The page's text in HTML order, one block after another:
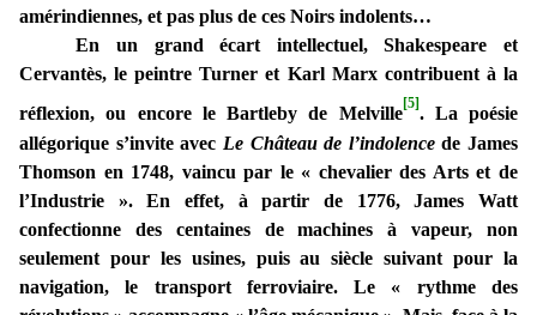
amérindiennes, et pas plus de ces Noirs indolents…
En un grand écart intellectuel, Shakespeare et
Cervantès, le peintre Turner et Karl Marx contribuent à la
réflexion, ou encore le Bartleby de Melville[5]. La poésie
allégorique s’invite avec Le Château de l’indolencede James
Thomson en 1748, vaincu par le « chevalier des Arts et de
l’Industrie ». En effet, à partir de 1776, James Watt
confectionne des centaines de machines à vapeur, non
seulement pour les usines, puis au siècle suivant pour la
navigation, le transport ferroviaire. Le « rythme des